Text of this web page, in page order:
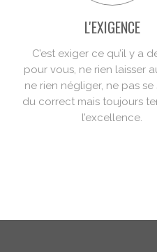
L'EXIGENCE
C’est exiger ce qu’il y a
pour vous, ne rien laisser
ne rien négliger, ne pas se
du correct mais toujours
l’excellence.